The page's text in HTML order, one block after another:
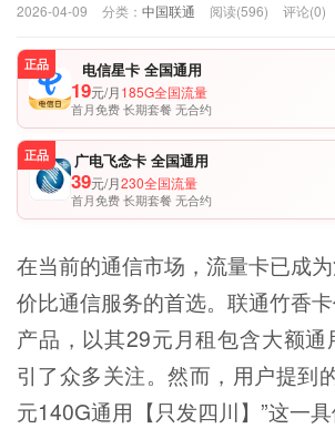
2026-04-09 分类： 中国联通 阅读(596) 评论(0)
正品 电信星卡 全国通用
19元/月185G全国流量
首月免费 长期套餐 无合约
正品 广电飞念卡 全国通用
39元/月230全国流量
首月免费 长期套餐 无合约
在当前的通信市场，流量卡已成
价比通信服务的首选。联通竹香
产品，以其29元月租包含大额通
引了众多关注。然而，用户提到
元140G通用【只发四川】”这一